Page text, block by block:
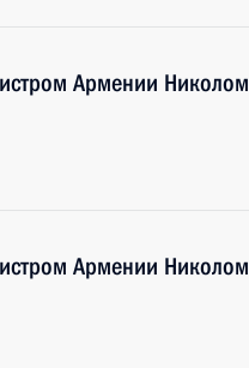
Армении Николом
Армении Николом